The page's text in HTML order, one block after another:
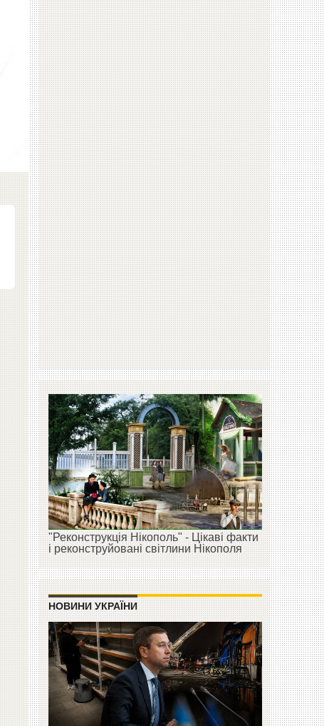
"Реконструкція Нікополь" - Цікаві факти
і реконструйовані світлини Нікополя
НОВИНИ УКРАЇНИ